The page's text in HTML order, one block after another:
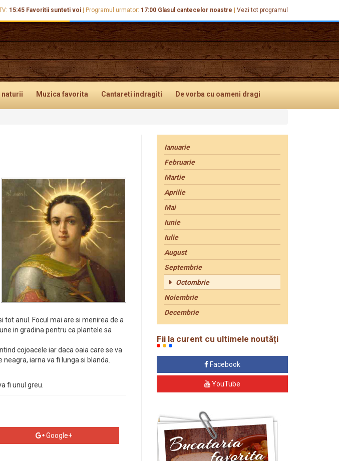
15:45 Favoritii sunteti voi Programul urmator: 17:00 Glasul cantecelor noastre Vezi tot programul
naturii Muzica favorita Cantareti indragiti De vorba cu oameni dragi
anul. Focul mai are si menirea de a
in gradina pentru ca plantele sa
cojoacele iar daca oaia care se va
iarna va fi lunga si blanda.
fi unul greu.
Google+
Ianuarie
Februarie
Martie
Aprilie
Mai
Iunie
Iulie
August
Septembrie
Octombrie
Noiembrie
Decembrie
Fii la curent cu ultimele noutăți
Facebook
YouTube